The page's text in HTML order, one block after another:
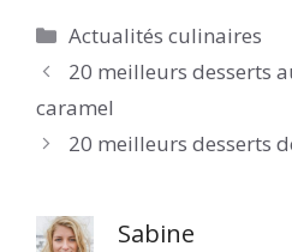
Catégories
Actualités culinaires
20 meilleurs desserts
caramel
20 meilleurs desserts
Sabine